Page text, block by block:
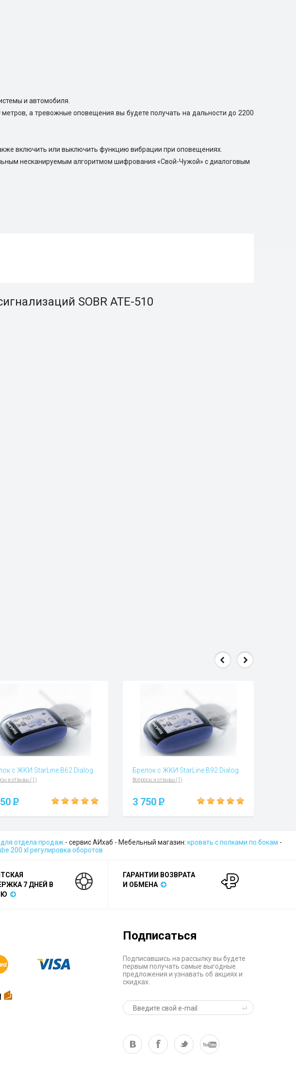
и автомобиля.
а тревожные оповещения вы будете получать на дальности до 2200
включить или выключить функцию вибрации при оповещениях.
несканируемым алгоритмом шифрования «Свой-Чужой» с диалоговым
SOBR АТЕ-510
с ЖКИ StarLine B62 Dialog
и отзывы (1)
P
Брелок с ЖКИ StarLine B92 Dialog
Вопросы и отзывы (1)
3 750 P
отдела продаж - сервис АИхаб - Мебельный магазин: кровать с полками по бокам -
200 xl регулировка оборотов
7 ДНЕЙ В
ГАРАНТИИ ВОЗВРАТА
И ОБМЕНА
Подписаться
Подписавшись на рассылку вы будете
первым получать самые выгодные
предложения и узнавать об акциях и
скидках.